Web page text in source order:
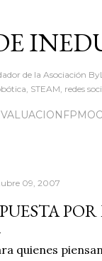
de la Asociación
STEAM, redes
09, 2007
quienes